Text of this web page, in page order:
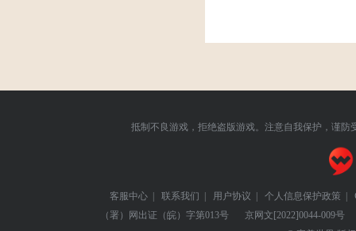
抵制不良游戏，拒绝盗版游戏。注意自我保护，谨防
客服中心 | 联系我们 | 用户协议 | 个人信息保护政策 |
（署）网出证（皖）字第013号
京网文[2022]0044-009号